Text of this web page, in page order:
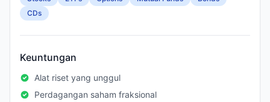
CDs
Keuntungan
Alat riset yang unggul
Perdagangan saham fraksional